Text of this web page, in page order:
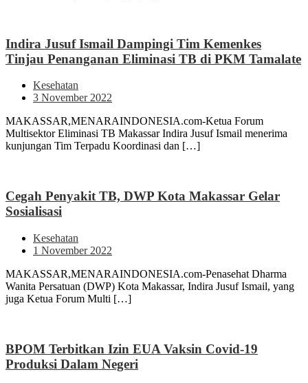
Indira Jusuf Ismail Dampingi Tim Kemenkes
Tinjau Penanganan Eliminasi TB di PKM Tamalate
Kesehatan
3 November 2022
MAKASSAR,MENARAINDONESIA.com-Ketua Forum
Multisektor Eliminasi TB Makassar Indira Jusuf Ismail menerima
kunjungan Tim Terpadu Koordinasi dan […]
Cegah Penyakit TB, DWP Kota Makassar Gelar
Sosialisasi
Kesehatan
1 November 2022
MAKASSAR,MENARAINDONESIA.com-Penasehat Dharma
Wanita Persatuan (DWP) Kota Makassar, Indira Jusuf Ismail, yang
juga Ketua Forum Multi […]
BPOM Terbitkan Izin EUA Vaksin Covid-19
Produksi Dalam Negeri